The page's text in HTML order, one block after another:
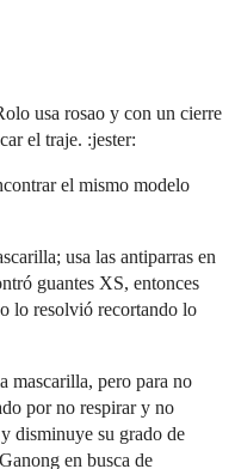
usa rosao y con un cierre
el traje. :jester:
el mismo modelo
usa las antiparras en
guantes XS, entonces
lo resolvió recortando lo
mascarilla, pero para no
por no respirar y no
disminuye su grado de
en busca de